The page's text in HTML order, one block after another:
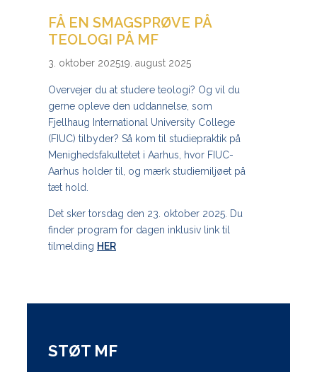
FÅ EN SMAGSPRØVE PÅ
TEOLOGI PÅ MF
3. oktober 202519. august 2025
Overvejer du at studere teologi? Og vil du
gerne opleve den uddannelse, som
Fjellhaug International University College
(FIUC) tilbyder? Så kom til studiepraktik på
Menighedsfakultetet i Aarhus, hvor FIUC-
Aarhus holder til, og mærk studiemiljøet på
tæt hold.
Det sker torsdag den 23. oktober 2025. Du
finder program for dagen inklusiv link til
tilmelding HER
STØT MF